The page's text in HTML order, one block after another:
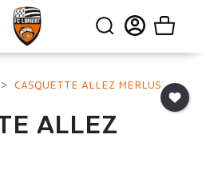
CASQUETTE ALLEZ MERLUS
ALLEZ